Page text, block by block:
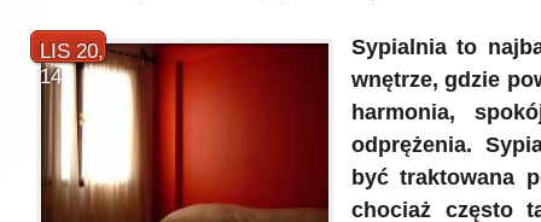
LIS 20,
14
Sypialnia to
wnętrze, gdzie
harmonia,
odprężenia.
być traktowana
chociaż często